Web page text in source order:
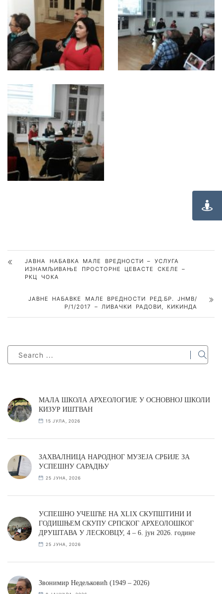
ЈАВНА НАБАВКА МАЛЕ ВРЕДНОСТИ – УСЛУГА
ИЗНАМЉИВАЊЕ ПРОСТОРНЕ ЦЕВАСТЕ СКЕЛЕ –
РКЦ ЧОКА
ЈАВНЕ НАБАВКЕ МАЛЕ ВРЕДНОСТИ РЕД.БР. ЈНМВ/
Р/1/2017 – ЛИВАЧКИ РАДОВИ, КИКИНДА
МАЛА ШКОЛА АРХЕОЛОГИЈЕ У ОСНОВНОЈ ШКОЛИ
КИЗУР ИШТВАН
15 ЈУЛА, 2026
ЗАХВАЛНИЦА НАРОДНОГ МУЗЕЈА СРБИЈЕ ЗА
УСПЕШНУ САРАДЊУ
25 ЈУНА, 2026
УСПЕШНО УЧЕШЋЕ НА XLIX СКУПШТИНИ И
ГОДИШЊЕМ СКУПУ СРПСКОГ АРХЕОЛОШКОГ
ДРУШТАВА У ЛЕСКОВЦУ, 4 – 6. јун 2026. године
25 ЈУНА, 2026
Звонимир Недељковић (1949 – 2026)